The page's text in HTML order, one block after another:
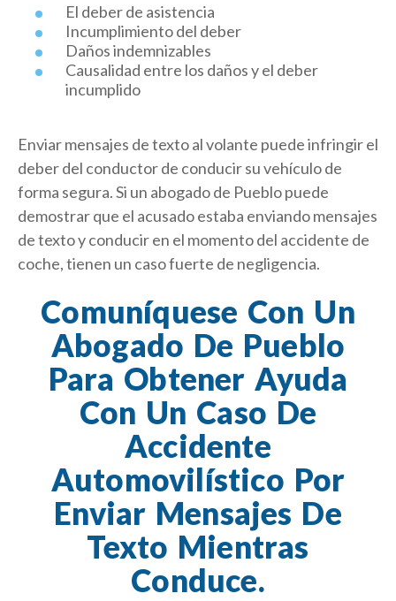
El deber de asistencia
Incumplimiento del deber
Daños indemnizables
Causalidad entre los daños y el deber
incumplido
Enviar mensajes de texto al volante puede infringir el
deber del conductor de conducir su vehículo de
forma segura. Si un abogado de Pueblo puede
demostrar que el acusado estaba enviando mensajes
de texto y conducir en el momento del accidente de
coche, tienen un caso fuerte de negligencia.
Comuníquese Con Un
Abogado De Pueblo
Para Obtener Ayuda
Con Un Caso De
Accidente
Automovilístico Por
Enviar Mensajes De
Texto Mientras
Conduce.